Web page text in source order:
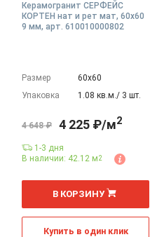
Керамогранит СЕРФЕЙС
КОРТЕН нат и рет мат, 60x60
9 мм, арт. 610010000802
Размер
60х60
Упаковка
1.08 кв.м./ 3 шт.
4 648 ₽ 4 225 ₽/м2
1-3 дня
В наличии: 42.12 м2
м
В КОРЗИНУ
Купить в один клик